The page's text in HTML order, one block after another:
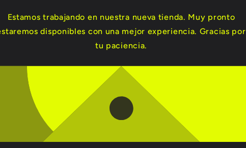
Estamos trabajando en nuestra nueva tienda. Muy pronto
disponibles con una mejor experiencia. Gracias por
tu paciencia.